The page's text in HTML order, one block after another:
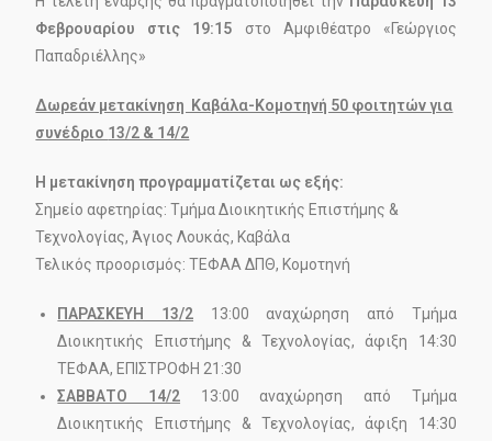
Φεβρουαρίου στις 19:15 στο Αμφιθέατρο «Γεώργιος
Παπαδριέλλης»
Δωρεάν μετακίνηση Καβάλα-Κομοτηνή 50 φοιτητών για
συνέδριο 13/2 & 14/2
Η μετακίνηση προγραμματίζεται ως εξής:
Σημείο αφετηρίας: Τμήμα Διοικητικής Επιστήμης &
Τεχνολογίας, Άγιος Λουκάς, Καβάλα
Τελικός προορισμός: ΤΕΦΑΑ ΔΠΘ, Κομοτηνή
ΠΑΡΑΣΚΕΥΗ 13/2 13:00 αναχώρηση από Τμήμα
Διοικητικής Επιστήμης & Τεχνολογίας, άφιξη 14:30
ΤΕΦΑΑ, ΕΠΙΣΤΡΟΦΗ 21:30
ΣΑΒΒΑΤΟ 14/2 13:00 αναχώρηση από Τμήμα
Διοικητικής Επιστήμης & Τεχνολογίας, άφιξη 14:30